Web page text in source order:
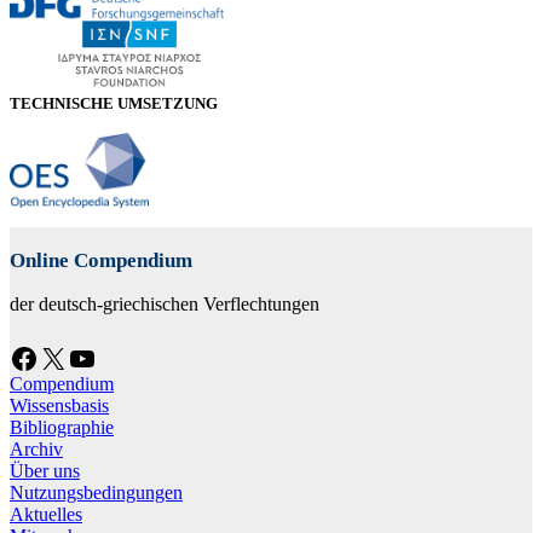
TECHNISCHE UMSETZUNG
Online Compendium
der deutsch-griechischen Verflechtungen
Facebook X YouTube
Compendium
Wissensbasis
Bibliographie
Archiv
Über uns
Nutzungsbedingungen
Aktuelles